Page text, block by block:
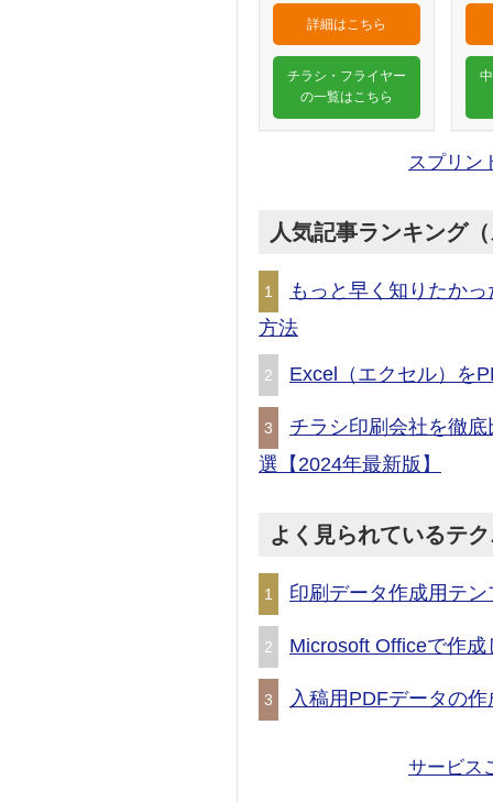
詳細はこちら
チラシ・フライヤー
の一覧はこちら
スプリン
人気記事ランキング
1
もっと早く知りたか
方法
2 Excel（エクセル）を
3
チラシ印刷会社を徹
選【2024年最新版】
よく見られているテ
1 印刷データ作成用テ
2 Microsoft Officeで作
3 入稿用PDFデータの
サービス